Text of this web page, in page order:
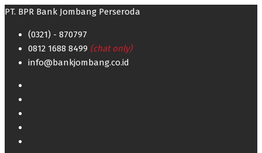
PT. BPR Bank Jombang Perseroda
(0321) - 870797
0812 1688 8499 (chat only)
info@bankjombang.co.id